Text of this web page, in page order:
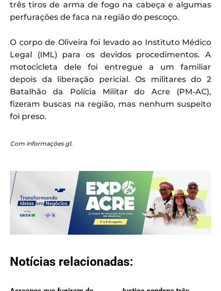
três tiros de arma de fogo na cabeça e algumas
perfurações de faca na região do pescoço.
O corpo de Oliveira foi levado ao Instituto Médico
Legal (IML) para os devidos procedimentos. A
motocicleta dele foi entregue a um familiar
depois da liberação pericial. Os militares do 2
Batalhão da Polícia Militar do Acre (PM-AC),
fizeram buscas na região, mas nenhum suspeito
foi preso.
Com informações g1.
Notícias relacionadas: